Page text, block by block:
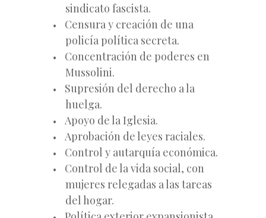
sindicato fascista.
Censura y creación de una
policía política secreta.
Concentración de poderes en
Mussolini.
Supresión del derecho a la
huelga.
Apoyo de la Iglesia.
Aprobación de leyes raciales.
Control y autarquía económica.
Control de la vida social, con
mujeres relegadas a las tareas
del hogar.